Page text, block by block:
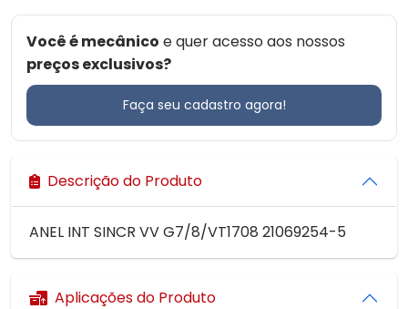
Você é mecânico e quer acesso aos nossos
preços exclusivos?
Faça seu cadastro agora!
Descrição do Produto
ANEL INT SINCR VV G7/8/VT1708 21069254-5
Aplicações do Produto